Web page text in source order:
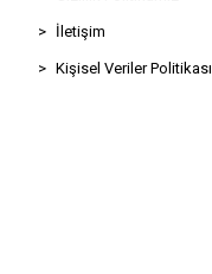
İletişim
Kişisel Veriler Politikası